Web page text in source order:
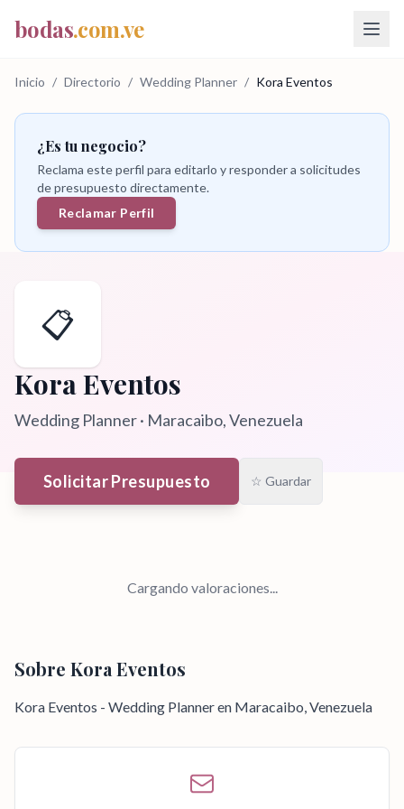
bodas.com.ve
Inicio / Directorio / Wedding Planner / Kora Eventos
¿Es tu negocio?
Reclama este perfil para editarlo y responder a solicitudes
de presupuesto directamente.
Reclamar Perfil
📋
Kora Eventos
Wedding Planner· Maracaibo, Venezuela
Solicitar Presupuesto ☆ Guardar
Cargando valoraciones...
Sobre Kora Eventos
Kora Eventos - Wedding Planner en Maracaibo, Venezuela